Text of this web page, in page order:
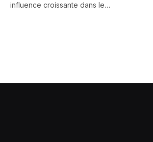
influence croissante dans le…